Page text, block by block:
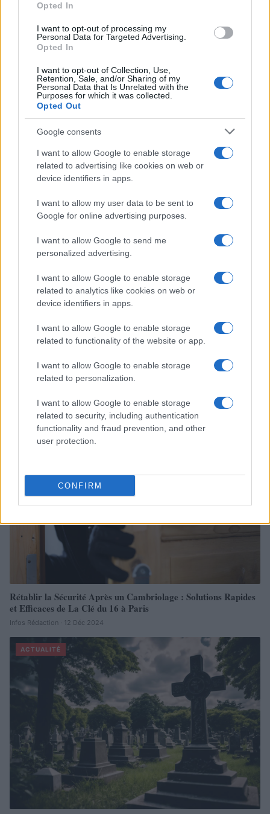
Opted In
I want to opt-out of processing my
Personal Data for Targeted Advertising.
Opted In
I want to opt-out of Collection, Use,
Retention, Sale, and/or Sharing of my
Personal Data that Is Unrelated with the
Purposes for which it was collected.
Opted Out
Google consents
I want to allow Google to enable storage
related to advertising like cookies on web or
device identifiers in apps.
I want to allow my user data to be sent to
Google for online advertising purposes.
I want to allow Google to send me
personalized advertising.
I want to allow Google to enable storage
related to analytics like cookies on web or
device identifiers in apps.
I want to allow Google to enable storage
related to functionality of the website or app.
I want to allow Google to enable storage
related to personalization.
I want to allow Google to enable storage
related to security, including authentication
functionality and fraud prevention, and other
user protection.
CONFIRM
appareil
Les fabricants l’ontbiencompris, mais vous voilà informé
AUTEUR
Infos.fr Unit
À lire aussi
Rétablir la Sécurité Après un Cambriolage : Solutions Rapides
et Efficaces de La Clé du 16 à Paris
Infos Rédaction · 12 Déc 2024
ACTUALITÉ